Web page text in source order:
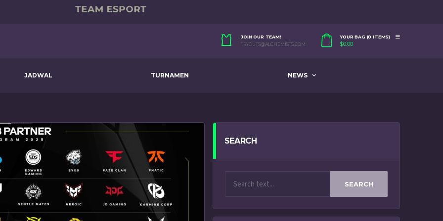
JOIN OUR TEAM!
TRYOUTS@ALCHEMISTS.COM
YOUR BAG (0 ITEMS)
$0.00
JADWAL TURNAMEN NEWS
SEARCH
SEARCH